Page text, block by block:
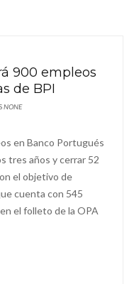
900 empleos
de BPI
NONE
en Banco Portugués
tres años y cerrar 52
el objetivo de
cuenta con 545
el folleto de la OPA